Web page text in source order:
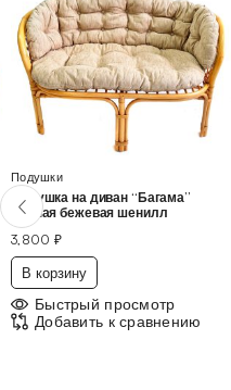
Подушки
Подушка на диван “Багама”
полная бежевая шенилл
3,800 ₽
В корзину
Быстрый просмотр
Добавить к сравнению